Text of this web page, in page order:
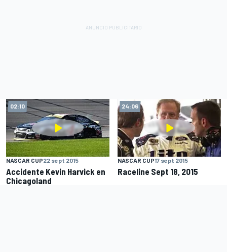
02:10
NASCAR CUP22 sept 2015
Accidente Kevin Harvick en
Chicagoland
24:06
NASCAR CUP17 sept 2015
Raceline Sept 18, 2015